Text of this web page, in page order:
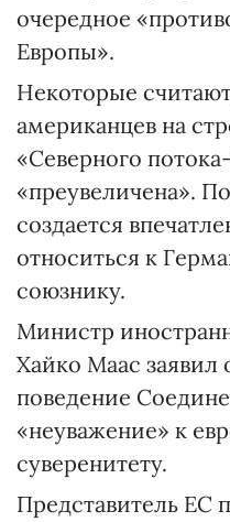
очередное
Европы».
Некоторые
американцев на
«Северного
«преувеличена».
создается
относиться к
союзнику.
Министр
Хайко Маас заявил
поведение
«неуважение» к
суверенитету.
Представитель ЕС